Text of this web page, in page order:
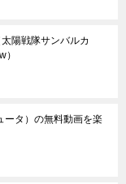
陽戦隊サンバルカ
）
ータ）の無料動画を楽